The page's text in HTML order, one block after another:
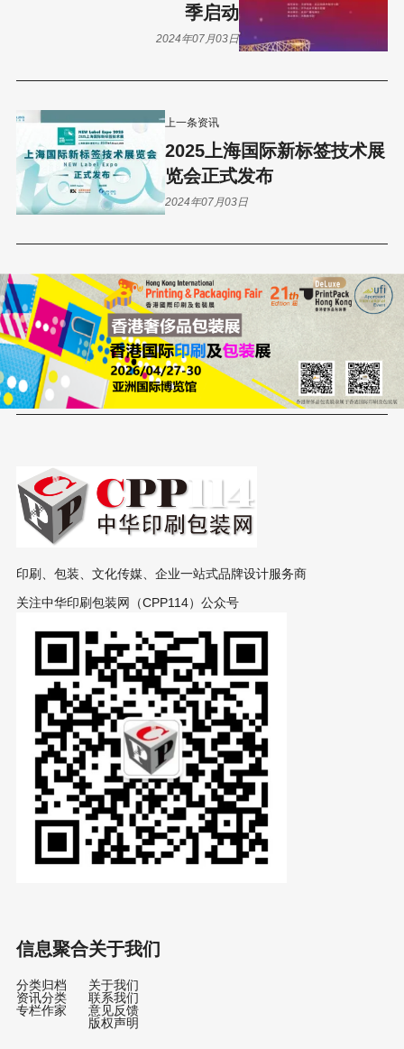
上一条资讯
2025上海国际新标签技术展
览会正式发布
2024年07月03日
季启动
2024年07月03日
印刷、包装、文化传媒、企业一站式品牌设计服务商
关注中华印刷包装网（CPP114）公众号
信息聚合
分类归档
资讯分类
专栏作家
关于我们
关于我们
联系我们
意见反馈
版权声明